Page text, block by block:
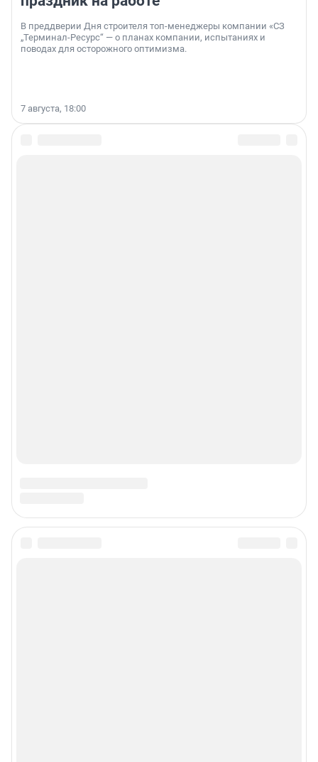
В преддверии Дня строителя топ-менеджеры компании «СЗ
„Терминал-Ресурс“ — о планах компании, испытаниях и
поводах для осторожного оптимизма.
7 августа, 18:00